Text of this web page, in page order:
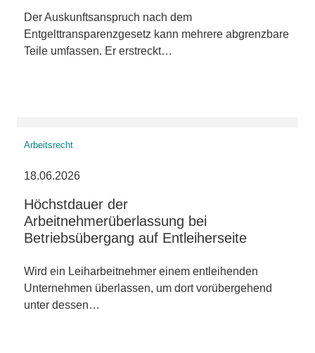
Der Auskunftsanspruch nach dem
Entgelttransparenzgesetz kann mehrere abgrenzbare
Teile umfassen. Er erstreckt…
Arbeitsrecht
18.06.2026
Höchstdauer der
Arbeitnehmerüberlassung bei
Betriebsübergang auf Entleiherseite
Wird ein Leiharbeitnehmer einem entleihenden
Unternehmen überlassen, um dort vorübergehend
unter dessen…